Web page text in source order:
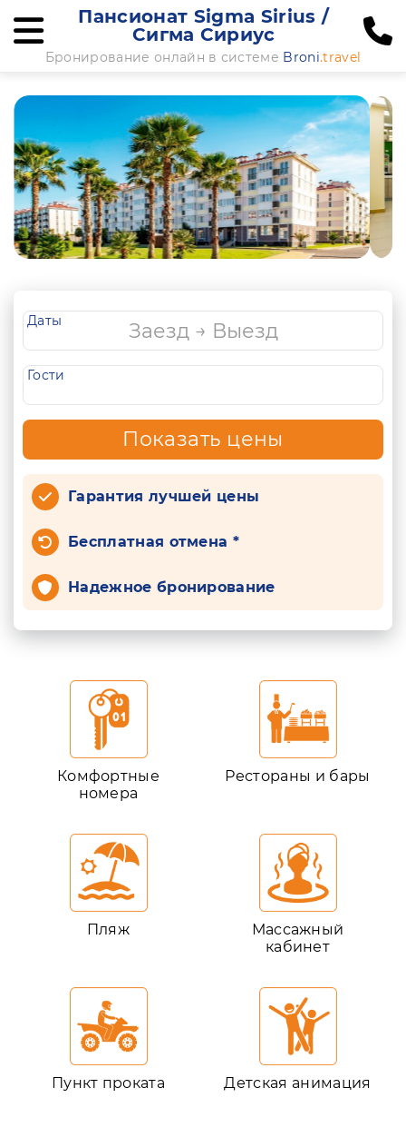
Пансионат Sigma Sirius /
Сигма Сириус
Бронирование онлайн в системе Broni.travel
Даты
Гости
Показать цены
Гарантия лучшей цены
Бесплатная отмена *
Надежное бронирование
Комфортные
номера
Рестораны и бары
Пляж
Массажный
кабинет
Пункт проката Детская анимация